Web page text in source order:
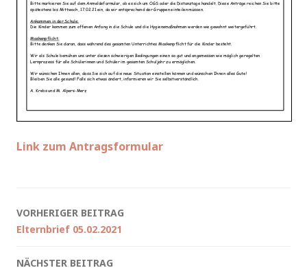
Link zum Antragsformular
Beitragsnavigation
VORHERIGER BEITRAG
Elternbrief 05.02.2021
NÄCHSTER BEITRAG